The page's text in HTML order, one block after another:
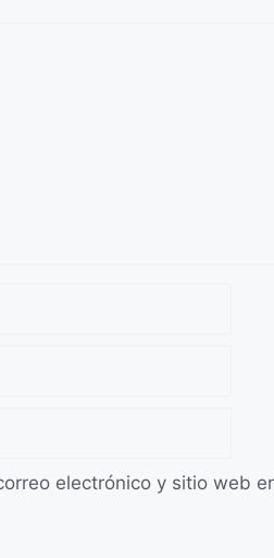
electrónico y sitio web